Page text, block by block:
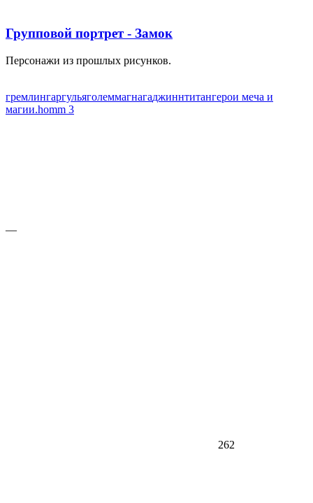
Групповой портрет - Замок
Персонажи из прошлых рисунков.
гремлингаргульяголеммагнагаджиннтитангерои меча и
магии.homm 3
—
262